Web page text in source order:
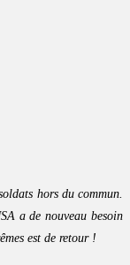
hors du commun.
a de nouveau besoin
est de retour !